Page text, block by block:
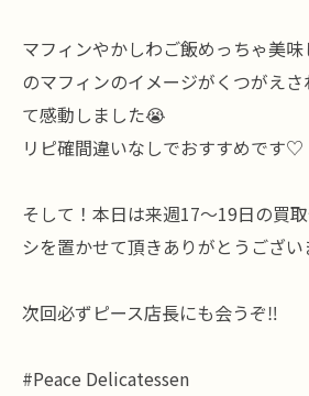
マフィンやかしわご飯めっちゃ美味
のマフィンのイメージがくつがえ
て感動しました😭
リピ確間違いなしでおすすめです♡
そして！本日は来週17〜19日の買
シを置かせて頂きありがとうござい
次回必ずピース店長にも会うぞ‼️
#Peace Delicatessen